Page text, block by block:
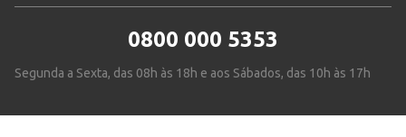
0800 000 5353
Segunda a Sexta, das 08h às 18h e aos Sábados, das 10h às 17h